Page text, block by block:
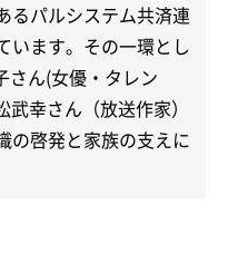
るパルシステム共済連
います。その一環とし
さん(女優・タレン
武幸さん（放送作家）
の啓発と家族の支えに